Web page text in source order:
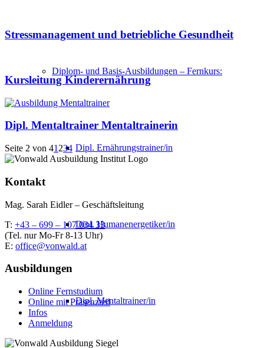
Diplom- und Basis-Ausbildungen – Fernkurs:
Dipl. Ernährungstrainer/in
Dipl. Humanenergetiker/in
Dipl. Mentaltrainer/in
Stressmanagement und betriebliche Gesundheit
Kursleitung Kinderernährung
Dipl. Mentaltrainer Mentaltrainerin
Seite 2 von 41 234
Kontakt
Mag. Sarah Eidler – Geschäftsleitung
T: +43 – 699 – 107 034 33
(Tel. nur Mo-Fr 8-13 Uhr)
E: office@vonwald.at
Ausbildungen
Online Fernstudium
Online mit Präsenzteil
Infos
Anmeldung